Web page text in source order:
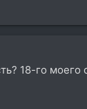
18-го